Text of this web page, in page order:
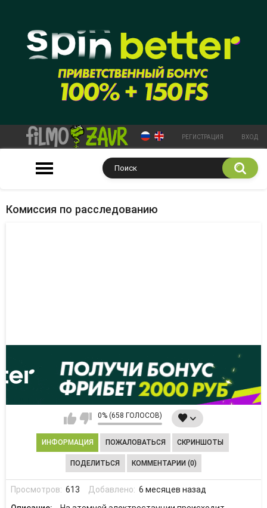
РЕГИСТРАЦИЯ ВХОД
Комиссия по расследованию
0% (658 ГОЛОСОВ)
ИНФОРМАЦИЯ ПОЖАЛОВАТЬСЯ СКРИНШОТЫ
ПОДЕЛИТЬСЯ КОММЕНТАРИИ (0)
Просмотров: 613 Добавлено: 6 месяцев назад